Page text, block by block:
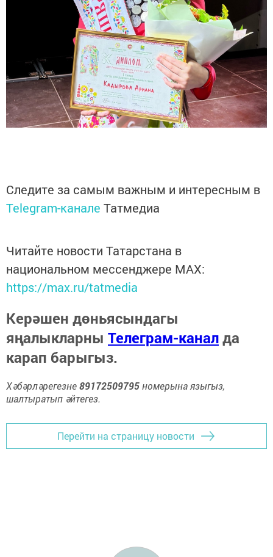
Следите за самым важным и интересным в
Telegram-канале Татмедиа
Читайте новости Татарстана в
национальном мессенджере MАХ:
https://max.ru/tatmedia
Керәшен дөньясындагы
яңалыкларны Телеграм-каналда
карап барыгыз.
Хәбәрләрегезне89172509795номерына языгыз,
шалтыратып әйтегез.
Перейти на страницу новости